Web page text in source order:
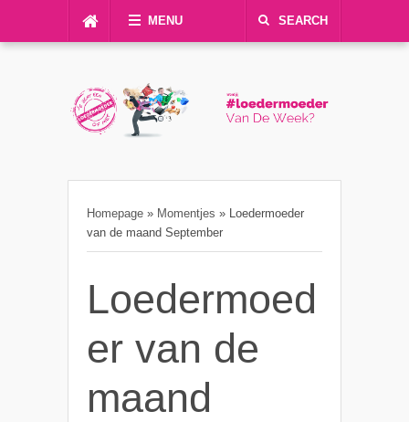
MENU SEARCH
Homepage » Momentjes » Loedermoeder
van de maand September
Loedermoed
er van de
maand